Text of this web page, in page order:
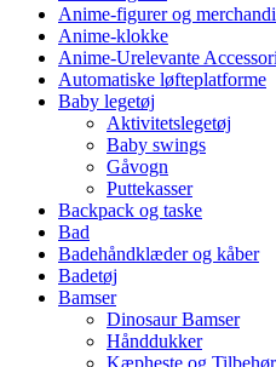
Anime-figurer og
Anime-klokke
Anime-Urelevante
Automatiske løfteplatforme
Baby legetøj
Aktivitetslegetøj
Baby swings
Gåvogn
Puttekasser
Backpack og taske
Bad
Badehåndklæder og kåber
Badetøj
Bamser
Dinosaur Bamser
Hånddukker
Kæpheste og Tilbehør